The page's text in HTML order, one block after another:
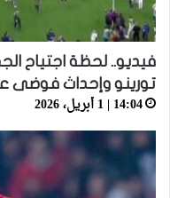
فيديو.. لحظة اجتياح
تورينو وإحداث فوضى
14:04 | 1 أبريل، 2026